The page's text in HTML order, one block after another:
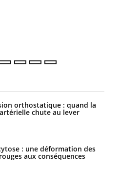
orthostatique : quand la
chute au lever
: une déformation des
aux conséquences